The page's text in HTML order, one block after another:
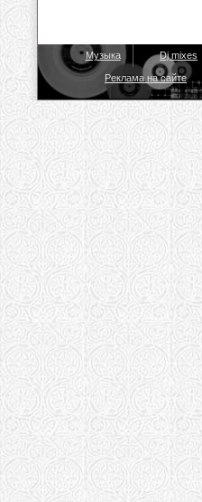
Музыка Dj mixes
Реклама на сайте